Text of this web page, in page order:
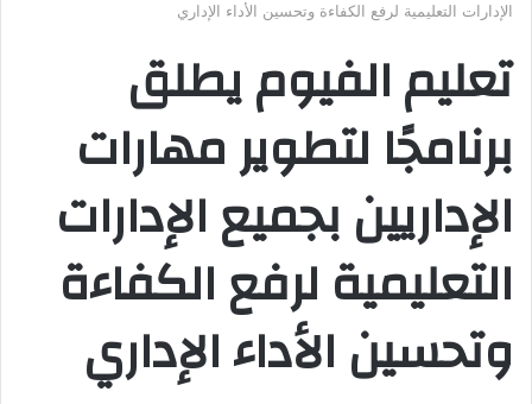
الإدارات التعليمية لرفع الكفاءة وتحسين الأداء الإداري
تعليم الفيوم يطلق
برنامجًا لتطوير مهارات
الإداريين بجميع الإدارات
التعليمية لرفع الكفاءة
وتحسين الأداء الإداري